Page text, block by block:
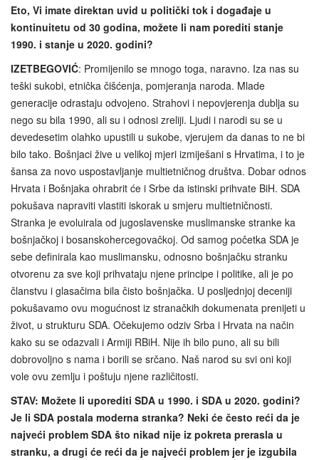
Eto, Vi imate direktan uvid u politički tok i događaje u
kontinuitetu od 30 godina, možete li nam porediti stanje
1990. i stanje u 2020. godini?
IZETBEGOVIĆ: Promijenilo se mnogo toga, naravno. Iza nas su
teški sukobi, etnička čišćenja, pomjeranja naroda. Mlade
generacije odrastaju odvojeno. Strahovi i nepovjerenja dublja su
nego su bila 1990, ali su i odnosi zreliji. Ljudi i narodi su se u
devedesetim olahko upustili u sukobe, vjerujem da danas to ne bi
bilo tako. Bošnjaci žive u velikoj mjeri izmiješani s Hrvatima, i to je
šansa za novo uspostavljanje multietničnog društva. Dobar odnos
Hrvata i Bošnjaka ohrabrit će i Srbe da istinski prihvate BiH. SDA
pokušava napraviti vlastiti iskorak u smjeru multietničnosti.
Stranka je evoluirala od jugoslavenske muslimanske stranke ka
bošnjačkoj i bosanskohercegovačkoj. Od samog početka SDA je
sebe definirala kao muslimansku, odnosno bošnjačku stranku
otvorenu za sve koji prihvataju njene principe i politike, ali je po
članstvu i glasačima bila čisto bošnjačka. U posljednjoj deceniji
pokušavamo ovu mogućnost iz stranačkih dokumenata prenijeti u
život, u strukturu SDA. Očekujemo odziv Srba i Hrvata na način
kako su se odazvali i Armiji RBiH. Nije ih bilo puno, ali su bili
dobrovoljno s nama i borili se srčano. Naš narod su svi oni koji
vole ovu zemlju i poštuju njene različitosti.
STAV: Možete li uporediti SDA u 1990. i SDA u 2020. godini?
Je li SDA postala moderna stranka? Neki će često reći da je
najveći problem SDA što nikad nije iz pokreta prerasla u
stranku, a drugi će reći da je najveći problem jer je izgubila